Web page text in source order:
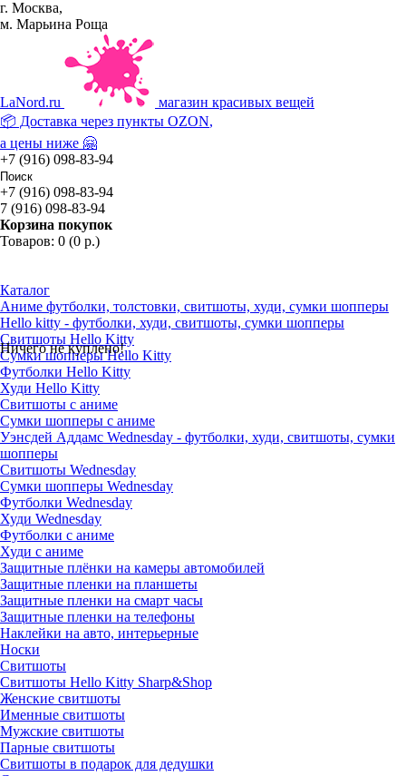
г. Москва,
м. Марьина Роща
LaNord.ru
магазин красивых вещей
📦 Доставка через пункты OZON,
а цены ниже 🤗
+7 (916) 098-83-94
+7 (916) 098-83-94
7 (916) 098-83-94
Корзина покупок
Товаров: 0 (0 р.)
Ничего не куплено!
Каталог
Аниме футболки, толстовки, свитшоты, худи, сумки шопперы
Hello kitty - футболки, худи, свитшоты, сумки шопперы
Свитшоты Hello Kitty
Сумки шопперы Hello Kitty
Футболки Hello Kitty
Худи Hello Kitty
Свитшоты с аниме
Сумки шопперы с аниме
Уэнсдей Аддамс Wednesday - футболки, худи, свитшоты, сумки
шопперы
Свитшоты Wednesday
Сумки шопперы Wednesday
Футболки Wednesday
Худи Wednesday
Футболки с аниме
Худи с аниме
Защитные плёнки на камеры автомобилей
Защитные пленки на планшеты
Защитные пленки на смарт часы
Защитные пленки на телефоны
Наклейки на авто, интерьерные
Носки
Свитшоты
Cвитшоты Hello Kitty Sharp&Shop
Женские свитшоты
Именные свитшоты
Мужские свитшоты
Парные свитшоты
Свитшоты в подарок для дедушки